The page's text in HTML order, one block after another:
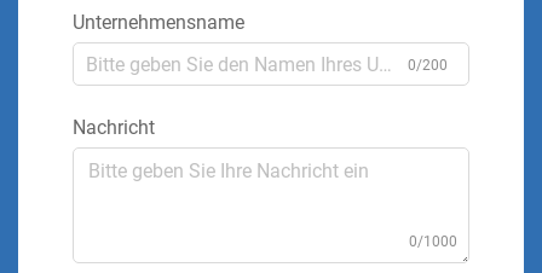
Unternehmensname
0/200
Nachricht
0/1000